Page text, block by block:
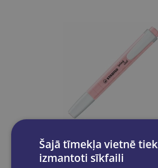
Atlaide
Šajā tīmekļa vietnē tiek
izmantoti sīkfaili